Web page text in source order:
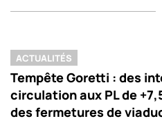
ACTUALITÉS
Tempête Goretti : des
circulation aux PL de
des fermetures de